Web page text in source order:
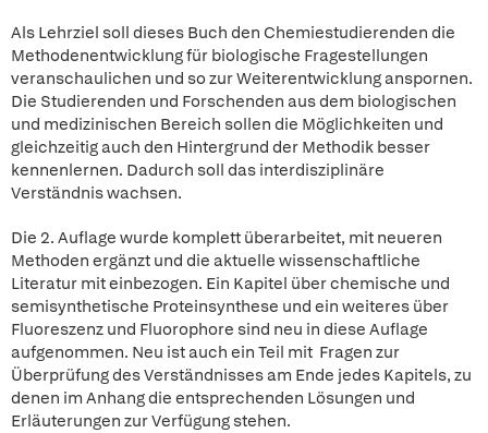
Als Lehrziel soll dieses Buch den Chemiestudierenden die
Methodenentwicklung für biologische Fragestellungen
veranschaulichen und so zur Weiterentwicklung anspornen.
Die Studierenden und Forschenden aus dem biologischen
und medizinischen Bereich sollen die Möglichkeiten und
gleichzeitig auch den Hintergrund der Methodik besser
kennenlernen. Dadurch soll das interdisziplinäre
Verständnis wachsen.
Die 2. Auflage wurde komplett überarbeitet, mit neueren
Methoden ergänzt und die aktuelle wissenschaftliche
Literatur mit einbezogen. Ein Kapitel über chemische und
semisynthetische Proteinsynthese und ein weiteres über
Fluoreszenz und Fluorophore sind neu in diese Auflage
aufgenommen. Neu ist auch ein Teil mit Fragen zur
Überprüfung des Verständnisses am Ende jedes Kapitels, zu
denen im Anhang die entsprechenden Lösungen und
Erläuterungen zur Verfügung stehen.